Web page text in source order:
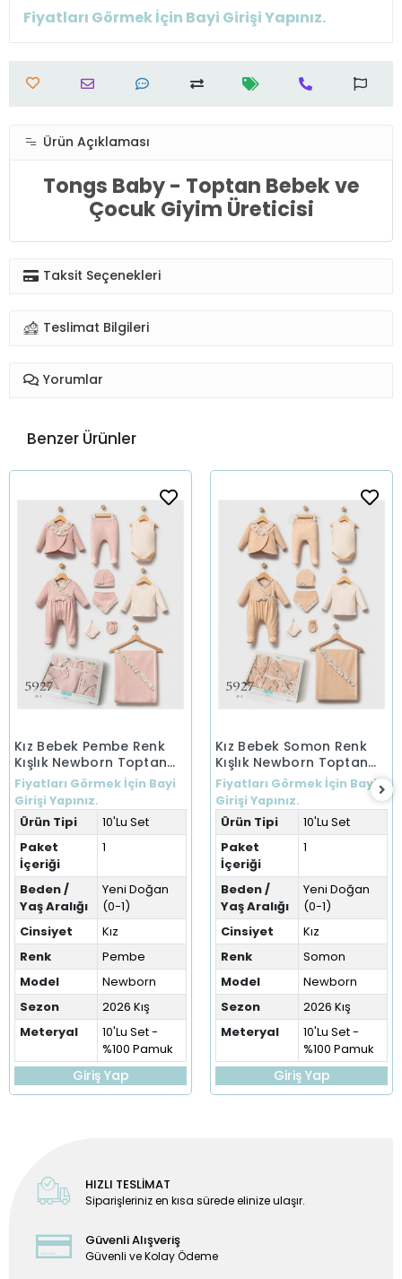
Fiyatları Görmek İçin Bayi Girişi Yapınız.
Ürün Açıklaması
Tongs Baby - Toptan Bebek ve
Çocuk Giyim Üreticisi
Taksit Seçenekleri
Teslimat Bilgileri
Yorumlar
Benzer Ürünler
Kız Bebek Pembe Renk
Kışlık Newborn Toptan
Bebek 10'Lu Set Yeni
Doğan
Fiyatları Görmek İçin Bayi
Girişi Yapınız.
Ürün Tipi
10'Lu Set
Paket
İçeriği
1
Beden /
Yaş Aralığı
Yeni Doğan
(0-1)
Cinsiyet
Kız
Renk
Pembe
Model
Newborn
Sezon
2026 Kış
Meteryal
10'Lu Set -
%100 Pamuk
Giriş Yap
Kız Bebek Somon Renk
Kışlık Newborn Toptan
Bebek 10'Lu Set Yeni
Doğan
Fiyatları Görmek İçin Bayi
Girişi Yapınız.
Ürün Tipi
10'Lu Set
Paket
İçeriği
1
Beden /
Yaş Aralığı
Yeni Doğan
(0-1)
Cinsiyet
Kız
Renk
Somon
Model
Newborn
Sezon
2026 Kış
Meteryal
10'Lu Set -
%100 Pamuk
Giriş Yap
HIZLI TESLİMAT
Siparişleriniz en kısa sürede elinize ulaşır.
Güvenli Alışveriş
Güvenli ve Kolay Ödeme